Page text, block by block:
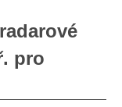
pro